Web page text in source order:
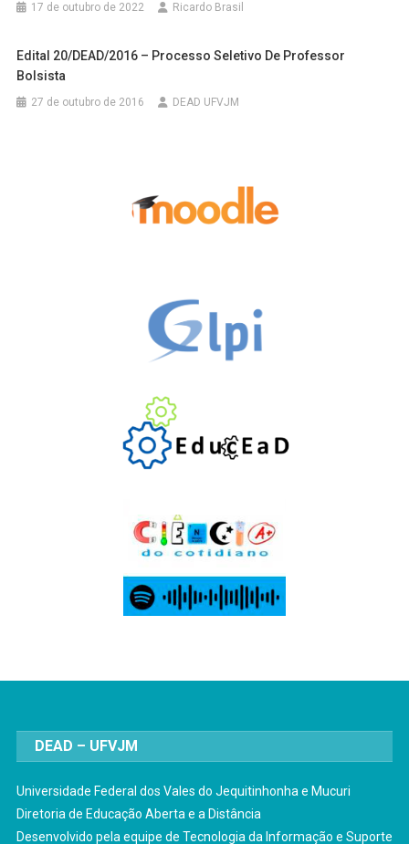
17 de outubro de 2022 Ricardo Brasil
Edital 20/DEAD/2016 – Processo Seletivo De Professor
Bolsista
27 de outubro de 2016 DEAD UFVJM
DEAD – UFVJM
Universidade Federal dos Vales do Jequitinhonha e Mucuri
Diretoria de Educação Aberta e a Distância
Desenvolvido pela equipe de Tecnologia da Informação e Suporte